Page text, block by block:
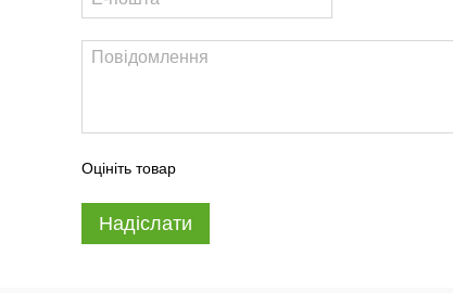
Оцініть товар
Надіслати